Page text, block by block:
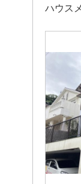
ハウス